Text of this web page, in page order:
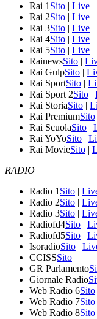
Rai 1 Sito | Live
Rai 2Sito | Live
Rai 3Sito | Live
Rai 4Sito | Live
Rai 5Sito | Live
RainewsSito |
Rai GulpSito |
Rai SportSito |
Rai Sport 2Sito |
Rai StoriaSito |
Rai PremiumSito
Rai ScuolaSito |
Rai YoYoSito |
Rai MovieSito |
RADIO
Radio 1 Sito |
Radio 2Sito |
Radio 3Sito |
Radiofd4Sito |
Radiofd5Sito |
IsoradioSito |
CCISSSito
GR Parlamento
Giornale Radio
Web Radio 6Sito
Web Radio 7Sito
Web Radio 8Sito